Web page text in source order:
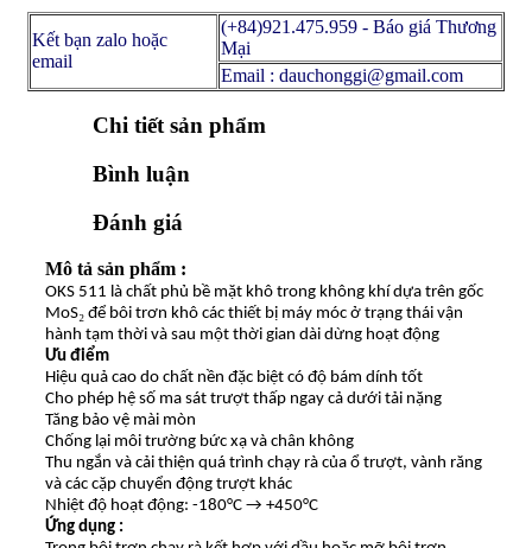
Kết bạn zalo hoặc
email
(+84)921.475.959 - Báo giá Thương
Mại
Email : dauchonggi@gmail.com
Chi tiết sản phẩm
Bình luận
Đánh giá
Mô tả sản phẩm :
OKS 511 là chất phủ bề mặt khô trong không khí dựa trên gốc
MoS₂ để bôi trơn khô các thiết bị máy móc ở trạng thái vận
hành tạm thời và sau một thời gian dài dừng hoạt động
Ưu điểm
Hiệu quả cao do chất nền đặc biệt có độ bám dính tốt
Cho phép hệ số ma sát trượt thấp ngay cả dưới tải nặng
Tăng bảo vệ mài mòn
Chống lại môi trường bức xạ và chân không
Thu ngắn và cải thiện quá trình chạy rà của ổ trượt, vành răng
và các cặp chuyển động trượt khác
Nhiệt độ hoạt động: -180°C → +450°C
Ứng dụng :